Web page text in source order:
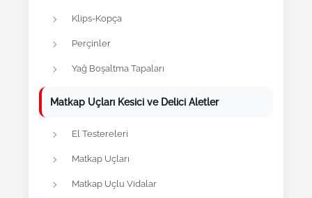
Klips-Kopça
Perçinler
Yağ Boşaltma Tapaları
Matkap Uçları Kesici ve Delici Aletler
El Testereleri
Matkap Uçları
Matkap Uçlu Vidalar